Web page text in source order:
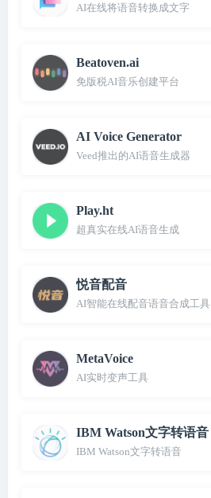
AI在线将语音转换成文字
Beatoven.ai
免版税AI音乐创建平台
AI Voice Generator
Veed推出的AI语音生成器
Play.ht
超真实在线AI语音生成
悦音配音
AI智能在线配音语音合成工具
MetaVoice
AI实时变声工具
IBM Watson文字转语音
IBM Watson文字转语音